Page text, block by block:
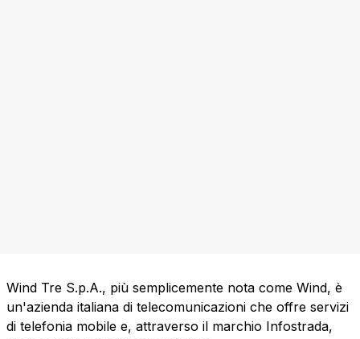
Wind Tre S.p.A., più semplicemente nota come Wind, è
un'azienda italiana di telecomunicazioni che offre servizi
di telefonia mobile e, attraverso il marchio Infostrada,